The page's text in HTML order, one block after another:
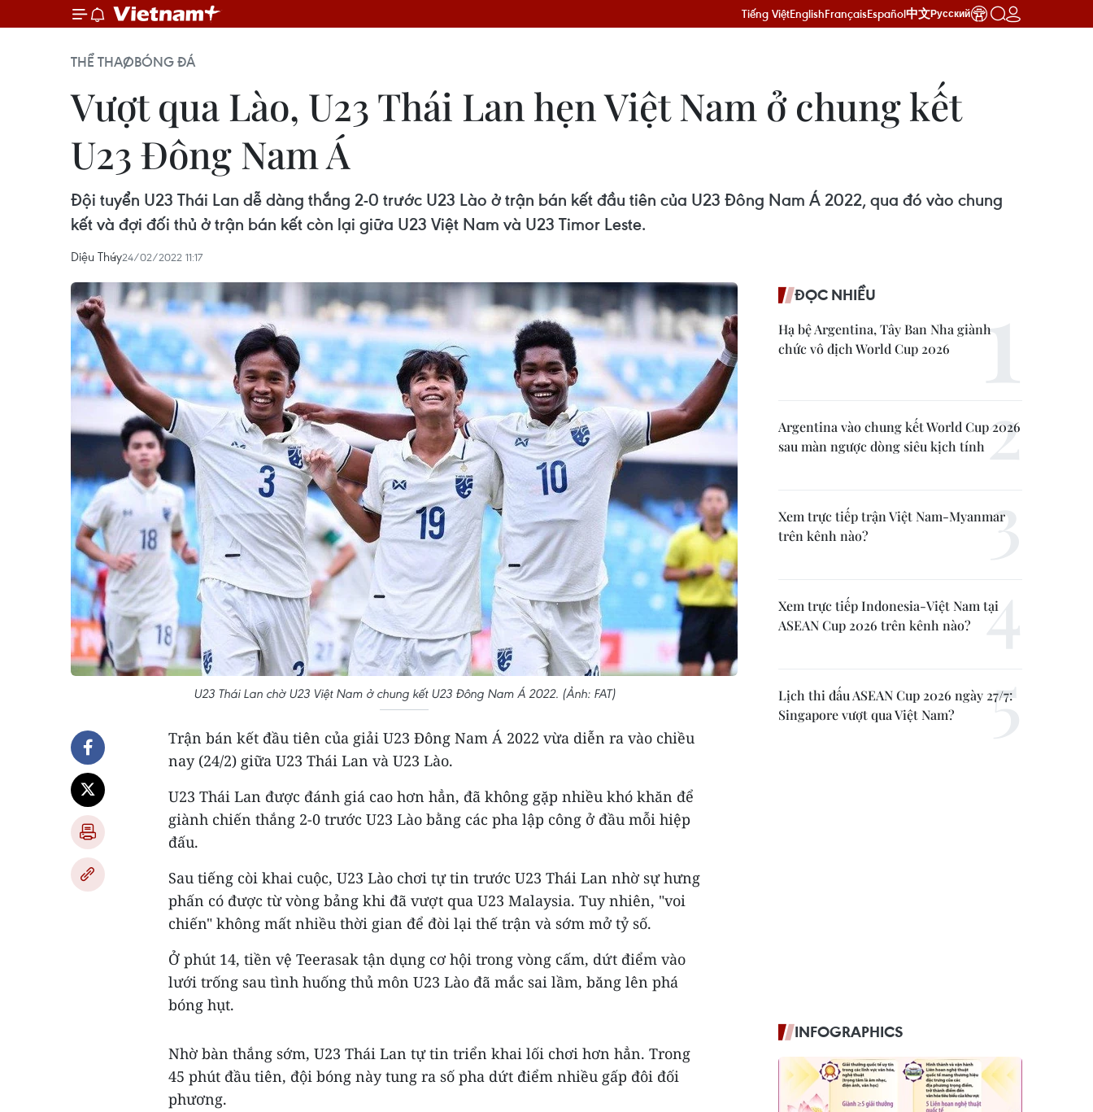
Tiếng ViệtEnglishFrançaisEspañol中文Русский
THỂ THAOBÓNG ĐÁ
Vượt qua Lào, U23 Thái Lan hẹn Việt Nam ở chung kết
U23 Đông Nam Á
Đội tuyển U23 Thái Lan dễ dàng thắng 2-0 trước U23 Lào ở trận bán kết đầu tiên của U23 Đông Nam Á 2022, qua đó vào chung
kết và đợi đối thủ ở trận bán kết còn lại giữa U23 Việt Nam và U23 Timor Leste.
Diệu Thúy24/02/2022 11:17
U23 Thái Lan chờ U23 Việt Nam ở chung kết U23 Đông Nam Á 2022. (Ảnh: FAT)
Trận bán kết đầu tiên của giải U23 Đông Nam Á 2022 vừa diễn ra vào chiều
nay (24/2) giữa U23 Thái Lan và U23 Lào.
U23 Thái Lan được đánh giá cao hơn hẳn, đã không gặp nhiều khó khăn để
giành chiến thắng 2-0 trước U23 Lào bằng các pha lập công ở đầu mỗi hiệp
đấu.
Sau tiếng còi khai cuộc, U23 Lào chơi tự tin trước U23 Thái Lan nhờ sự hưng
phấn có được từ vòng bảng khi đã vượt qua U23 Malaysia. Tuy nhiên, "voi
chiến" không mất nhiều thời gian để đòi lại thế trận và sớm mở tỷ số.
Ở phút 14, tiền vệ Teerasak tận dụng cơ hội trong vòng cấm, dứt điểm vào
lưới trống sau tình huống thủ môn U23 Lào đã mắc sai lầm, băng lên phá
bóng hụt.
Nhờ bàn thắng sớm, U23 Thái Lan tự tin triển khai lối chơi hơn hẳn. Trong
45 phút đầu tiên, đội bóng này tung ra số pha dứt điểm nhiều gấp đôi đối
phương.
ĐỌC NHIỀU
Hạ bệ Argentina, Tây Ban Nha giành
chức vô địch World Cup 2026
Argentina vào chung kết World Cup 2026
sau màn ngược dòng siêu kịch tính
Xem trực tiếp trận Việt Nam-Myanmar
trên kênh nào?
Xem trực tiếp Indonesia-Việt Nam tại
ASEAN Cup 2026 trên kênh nào?
Lịch thi đấu ASEAN Cup 2026 ngày 27/7:
Singapore vượt qua Việt Nam?
INFOGRAPHICS